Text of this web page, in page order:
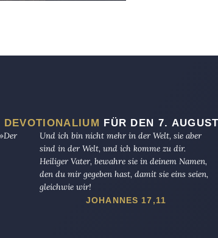
DEVOTIONALIUM FÜR DEN 7.
Und ich bin nicht mehr in der Welt, sie aber
sind in der Welt, und ich komme zu dir.
Heiliger Vater, bewahre sie in deinem Namen,
den du mir gegeben hast, damit sie eins seien,
gleichwie wir!
JOHANNES 17,11